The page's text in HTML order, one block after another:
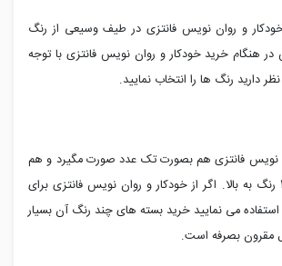
و روان نویس فانتزی در طیف وسیعی از رنگ
هنگام خرید خودکار و روان نویس فانتزی با توجه
دارید رنگ ها را انتخاب نمایید.
نویس فانتزی هم بصورت تک عدد صورت مگیرد و هم
در بسته بندی های ۴ رنگ به بالا. اگر از خودکار و روان نویس فانتزی برای
می نمایید خرید بسته های چند رنگ آن بسیار
مقرون بصرفه است.